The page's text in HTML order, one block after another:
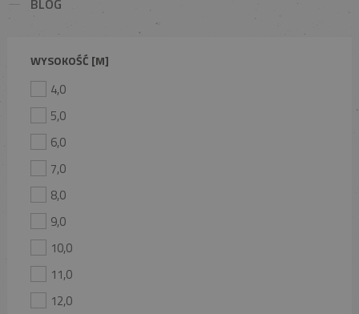
WYSOKOŚĆ [M]
4,0
5,0
6,0
7,0
8,0
9,0
10,0
11,0
12,0